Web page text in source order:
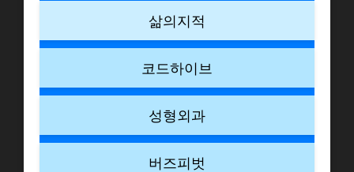
삶의지적
코드하이브
성형외과
버즈피벗